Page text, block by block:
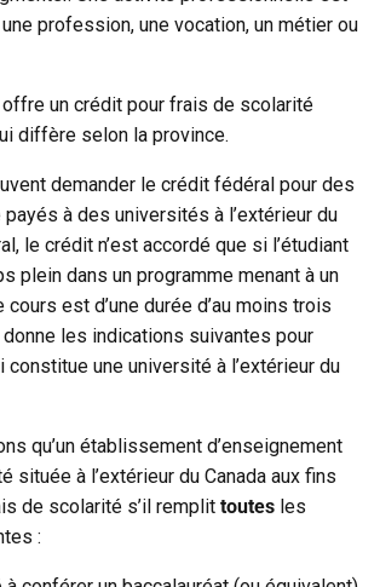
profession, une vocation, un métier ou
offre un crédit pour frais de scolarité
diffère selon la province.
demander le crédit fédéral pour des
à des universités à l’extérieur du
le crédit n’est accordé que si l’étudiant
plein dans un programme menant à un
est d’une durée d’au moins trois
donne les indications suivantes pour
constitue une université à l’extérieur du
qu’un établissement d’enseignement
située à l’extérieur du Canada aux fins
de scolarité s’il remplit toutes les
: